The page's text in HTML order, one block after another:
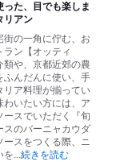
た、目でも楽しま
リアン
街の一角に佇む、お
ラン【オッティ
類や、京都近郊の農
ふんだんに使い、手
リア料理が揃ってい
わいたい方には、ア
ースでいただく『旬
スのバーニャカウダ
ースをつくる際、ニ
を...続きを読む